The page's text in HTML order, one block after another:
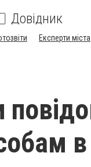
Довідник
Експерти міста
в